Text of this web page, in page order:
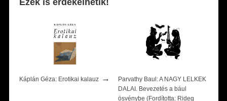
Káplán Géza: Erotikai kalauz→
Parvathy Baul: A NAGY LELKEK
DALAI. Bevezetés a bául
ösvénybe (Fordította: Rideg